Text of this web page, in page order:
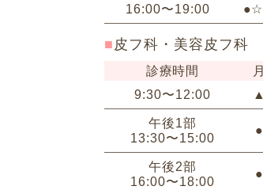
16:00〜19:00 ●☆
皮フ科・美容皮フ科
診療時間 月
9:30〜12:00
▲
午後1部
13:30〜15:00
●
午後2部
16:00〜18:00
●